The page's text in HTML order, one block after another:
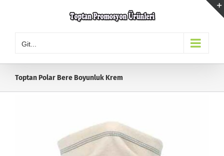
Git...
Toptan Polar Bere Boyunluk Krem